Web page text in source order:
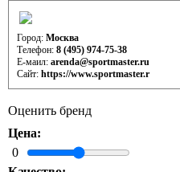
Город: Москва
Телефон: 8 (495) 974-75-38
Е-маил: arenda@sportmaster.ru
Сайт: https://www.sportmaster.r
Оценить бренд
Цена:
0